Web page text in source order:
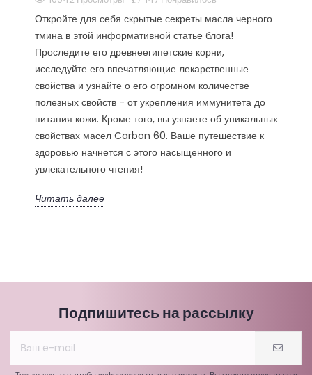
Откройте для себя скрытые секреты масла черного
тмина в этой информативной статье блога!
Проследите его древнеегипетские корни,
исследуйте его впечатляющие лекарственные
свойства и узнайте о его огромном количестве
полезных свойств - от укрепления иммунитета до
питания кожи. Кроме того, вы узнаете об уникальных
свойствах масел Carbon 60. Ваше путешествие к
здоровью начнется с этого насыщенного и
увлекательного чтения!
Читать далее
Подпишитесь на рассылку